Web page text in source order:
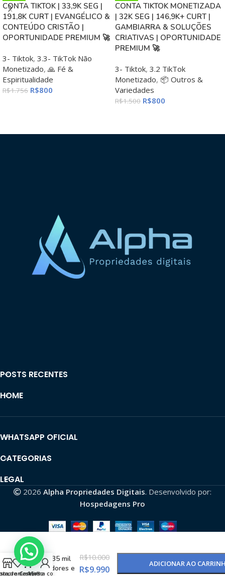
CONTA TIKTOK | 33,9K SEG |
191,8K CURT | EVANGÉLICO &
CONTEÚDO CRISTÃO |
OPORTUNIDADE PREMIUM 🚀
3- Tiktok, 3.3- TikTok Não
Monetizado, 🙏 Fé &
Espiritualidade
R$1.756 R$800
CONTA TIKTOK MONETIZADA
| 32K SEG | 146,9K+ CURT |
GAMBIARRA & SOLUÇÕES
CRIATIVAS | OPORTUNIDADE
PREMIUM 🚀
3- Tiktok, 3.2 TikTok
Monetizado, 📦 Outros &
Variedades
R$1.500 R$800
POSTS RECENTES
HOME
WHATSAPP OFICIAL
CATEGORIAS
LEGAL
2026 Alpha Propriedades Digitais. Desenvolvido por:
Hospedagens Pro
de desejos
Carrinho
Minha conta
Conta Tiktok
Monetizada
com 335 mil
Seguidores e
R$10.000
R$9.990
ADICIONAR AO